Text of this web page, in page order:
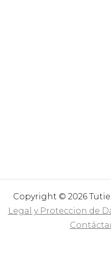
Copyright © 2026
Legal y Proteccion de